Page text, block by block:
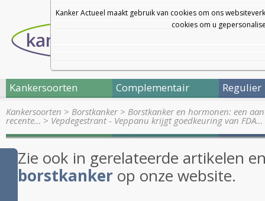
Kanker Actueel maakt gebruik van cookies om ons
cookies om u
Kankersoorten Complementair Regulier
Kankersoorten > Borstkanker> Borstkanker en hormonen: een
recente… > Vepdegestrant - Veppanu krijgt goedkeuring van FDA…
Zie ook in gerelateerde artikelen
borstkanker op onze website.